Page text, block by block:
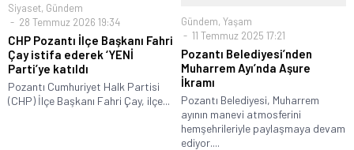
Siyaset, Gündem
28 Temmuz 2026 19:34
CHP Pozantı İlçe Başkanı Fahri
Çay istifa ederek ‘YENİ
Parti’ye katıldı
Pozantı Cumhuriyet Halk Partisi
(CHP) İlçe Başkanı Fahri Çay, ilçe...
Gündem, Yaşam
11 Temmuz 2025 17:21
Pozantı Belediyesi’nden
Muharrem Ayı’nda Aşure
İkramı
Pozantı Belediyesi, Muharrem
ayının manevi atmosferini
hemşehrileriyle paylaşmaya devam
ediyor....